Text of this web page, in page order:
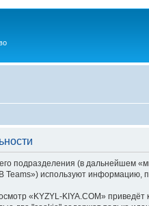
подразделения (в
Teams») используют
«KYZYL-KIYA.COM»